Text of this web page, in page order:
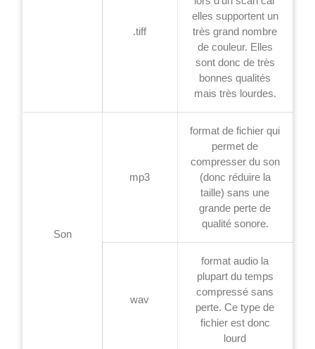
.tiff
elles supportent un
très grand nombre
de couleur. Elles
sont donc de très
bonnes qualités
mais très lourdes.
Son
mp3
format de fichier qui
permet de
compresser du son
(donc réduire la
taille) sans une
grande perte de
qualité sonore.
wav
format audio la
plupart du temps
compressé sans
perte. Ce type de
fichier est donc
lourd